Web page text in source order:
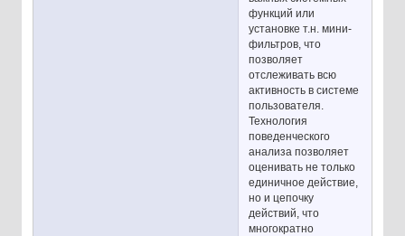
функций или
установке т.н. мини-
фильтров, что
позволяет
отслеживать всю
активность в системе
пользователя.
Технология
поведенческого
анализа позволяет
оценивать не только
единичное действие,
но и цепочку
действий, что
многократно